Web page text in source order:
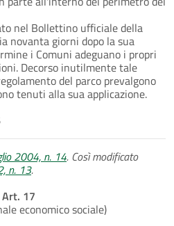
nel Bollettino ufficiale della
novanta giorni dopo la sua
i Comuni adeguano i propri
Decorso inutilmente tale
del parco prevalgono
tenuti alla sua applicazione.
2004, n. 14. Così modificato
n. 13.
Art. 17
economico sociale)